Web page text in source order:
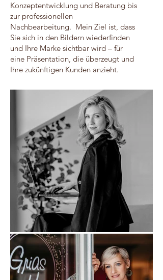
Konzeptentwicklung und Beratung bis
zur professionellen
Nachbearbeitung. Mein Ziel ist, dass
Sie sich in den Bildern wiederfinden
und Ihre Marke sichtbar wird – für
eine Präsentation, die überzeugt und
Ihre zukünftigen Kunden anzieht.